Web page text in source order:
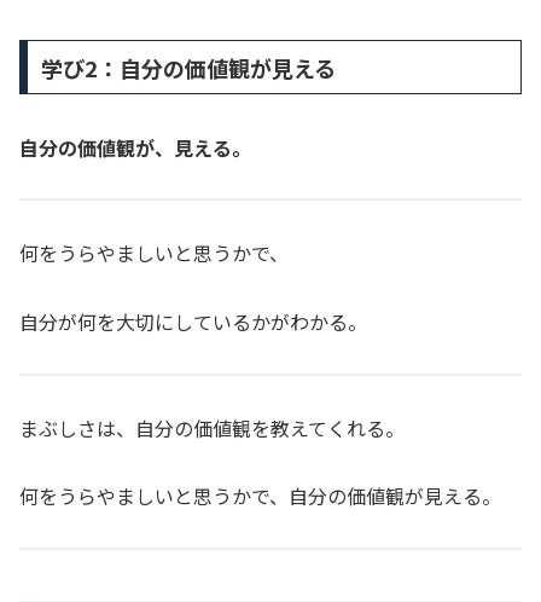
学び2：自分の価値観が見える
自分の価値観が、見える。
何をうらやましいと思うかで、
自分が何を大切にしているかがわかる。
まぶしさは、自分の価値観を教えてくれる。
何をうらやましいと思うかで、自分の価値観が見える。